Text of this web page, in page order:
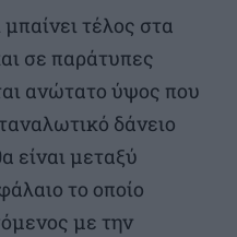
τέλος στα
σε παράτυπες
ανώτατο ύψος που
δάνειο
είναι μεταξύ
το οποίο
με την